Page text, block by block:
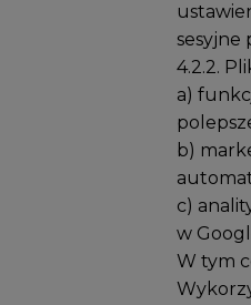
sesyjne
4.2.2.
a)
b)
c)
w
W tym